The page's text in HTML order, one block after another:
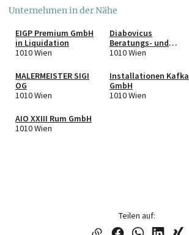
Unternehmen in der Nähe
EIGP Premium GmbH
in Liquidation
1010 Wien
Diabovicus
Beratungs- und
Beteiligungs- GmbH
1010 Wien
MALERMEISTER SIGI
OG
1010 Wien
Installationen Kafka
GmbH
1010 Wien
AIO XXIII Rum GmbH
1010 Wien
Teilen auf: